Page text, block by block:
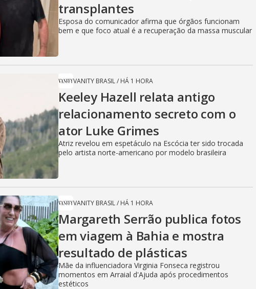
transplantes
Esposa do comunicador afirma que órgãos funcionam
bem e que foco atual é a recuperação da massa muscular
VANITY BRASIL/ HÁ 1 HORA
Keeley Hazell relata antigo
relacionamento secreto com o
ator Luke Grimes
Atriz revelou em espetáculo na Escócia ter sido trocada
pelo artista norte-americano por modelo brasileira
VANITY BRASIL/ HÁ 1 HORA
Margareth Serrão publica fotos
em viagem à Bahia e mostra
resultado de plásticas
Mãe da influenciadora Virginia Fonseca registrou
momentos em Arraial d'Ajuda após procedimentos
estéticos